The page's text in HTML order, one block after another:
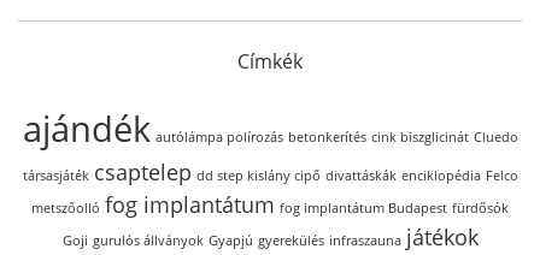
Címkék
ajándék autólámpa polírozás betonkerítés cink biszglicinát Cluedo
társasjáték csaptelep dd step kislány cipő divattáskák enciklopédia Felco
metszőolló fog implantátum fog implantátum Budapest fürdősók
Goji gurulós állványok Gyapjú gyerekülés infraszauna játékok